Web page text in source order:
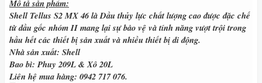
Mô tả sản phẩm:
Shell Tellus S2 MX 46làDầu thủy lực chất lượng cao được đặc chế
từ dầu gốc nhóm II mang lại sự bảo vệ và tính năng vượt trội trong
hầu hết các thiết bị sản xuất và nhiều thiết bị di động.
Nhà sản xuất: Shell
Bao bì:Phuy 209L & Xô 20L
Liên hệ mua hàng: 0942 717 076.